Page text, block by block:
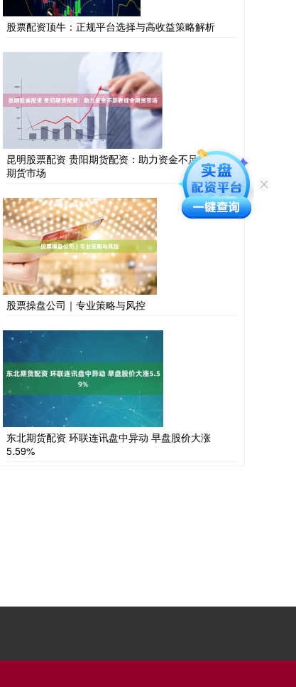
股票配资顶牛：正规平台选择与高收益策略解析
昆明股票配资 贵阳期货配资：助力资金不足者掘金
期货市场
股票操盘公司｜专业策略与风控
东北期货配资 环联连讯盘中异动 早盘股价大涨
5.59%